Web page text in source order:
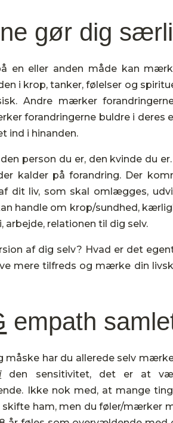
gør dig
en eller anden måde kan
i krop, tanker, følelser og
Andre mærker
forandringerne buldre i deres
ind i hinanden.
person du er, den kvinde du
kalder på forandring. Der
dit liv, som skal omlægges,
handle om krop/sundhed,
relationen til dig selv.
af dig selv? Hvad er det
mere tilfreds og mærke din
empath
har du allerede selv
den sensitivitet, det er at
Ikke nok med, at mange
skifte ham, men du føler/mærker